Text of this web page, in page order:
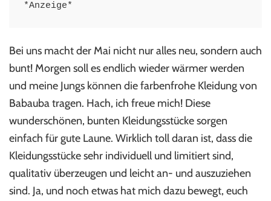
*Anzeige*
Bei uns macht der Mai nicht nur alles neu, sondern auch
bunt! Morgen soll es endlich wieder wärmer werden
und meine Jungs können die farbenfrohe Kleidung von
Babauba tragen. Hach, ich freue mich! Diese
wunderschönen, bunten Kleidungsstücke sorgen
einfach für gute Laune. Wirklich toll daran ist, dass die
Kleidungsstücke sehr individuell und limitiert sind,
qualitativ überzeugen und leicht an- und auszuziehen
sind. Ja, und noch etwas hat mich dazu bewegt, euch